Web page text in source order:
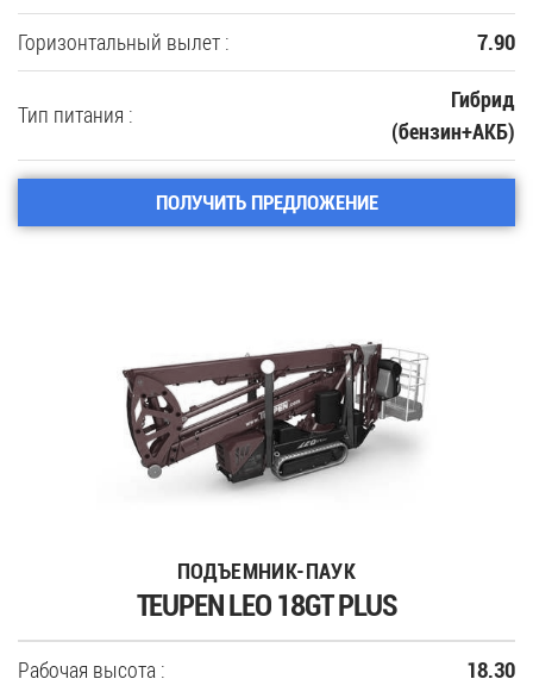
Горизонтальный вылет : 7.90
Тип питания :
Гибрид
(бензин+АКБ)
ПОЛУЧИТЬ ПРЕДЛОЖЕНИЕ
ПОДЪЕМНИК-ПАУК
TEUPEN LEO 18GT PLUS
Рабочая высота : 18.30